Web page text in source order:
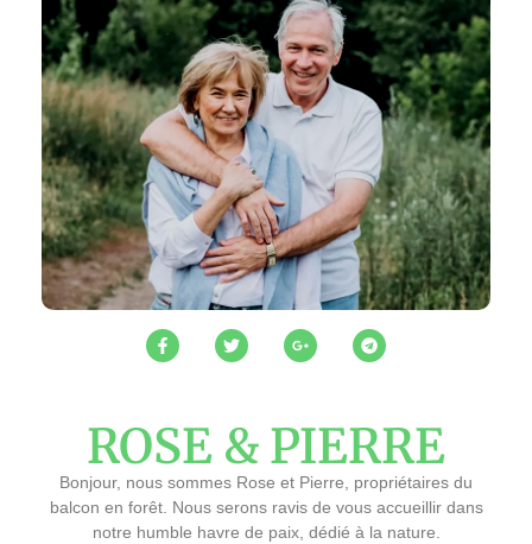
ROSE & PIERRE
Bonjour, nous sommes Rose et Pierre, propriétaires du
balcon en forêt. Nous serons ravis de vous accueillir dans
notre humble havre de paix, dédié à la nature.